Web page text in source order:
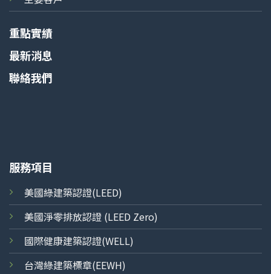
重點實績
最新消息
聯絡我們
服務項目
美國綠建築認證(LEED)
美國淨零排放認證 (LEED Zero)
國際健康建築認證(WELL)
台灣綠建築標章(EEWH)